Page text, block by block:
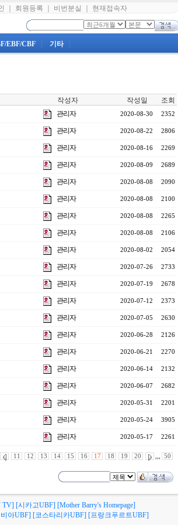
회원등록 비번분실 현재접속자
EBF/CBF 기타
작성자 작성일 조회
관리자 2020-08-30 2352
관리자 2020-08-22 2806
관리자 2020-08-16 2269
관리자 2020-08-09 2689
관리자 2020-08-08 2090
관리자 2020-08-08 2100
관리자 2020-08-08 2265
관리자 2020-08-08 2106
관리자 2020-08-02 2054
관리자 2020-07-26 2733
관리자 2020-07-19 2678
관리자 2020-07-12 2373
관리자 2020-07-05 2630
관리자 2020-06-28 2126
관리자 2020-06-21 2270
관리자 2020-06-14 2132
관리자 2020-06-07 2682
관리자 2020-05-31 2201
관리자 2020-05-24 3905
관리자 2020-05-17 2261
11 12 13 14 15 16 17 18 19 20 ,,, 50
TV] [시카고UBF] [Mother Barry's Homepage]
아UBF] [코스타리카UBF] [프랑크푸르트UBF]